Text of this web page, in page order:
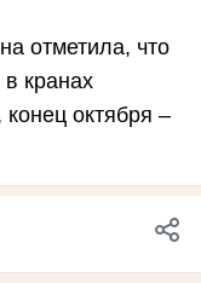
отметила, что
в кранах
октября –